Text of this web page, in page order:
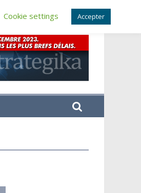
Cookie settings Accepter